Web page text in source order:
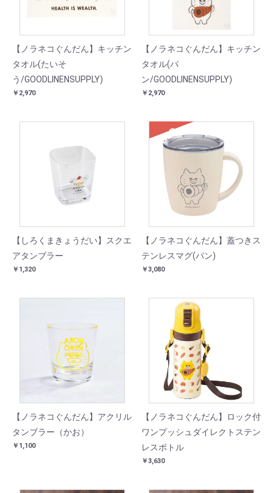
【ノラネコぐんだん】キッチン
タオル(たいそ
う/GOODLINENSUPPLY)
￥2,970
【ノラネコぐんだん】キッチン
タオル(パ
ン/GOODLINENSUPPLY)
￥2,970
【しろくまきょうだい】スクエ
アタンブラー
￥1,320
SOLD
【ノラネコぐんだん】蓋つきス
テンレスマグ(パン)
￥3,080
【ノラネコぐんだん】アクリル
タンブラー（かお）
￥1,100
【ノラネコぐんだん】ロック付
ワンプッシュダイレクトステン
レスボトル
￥3,630